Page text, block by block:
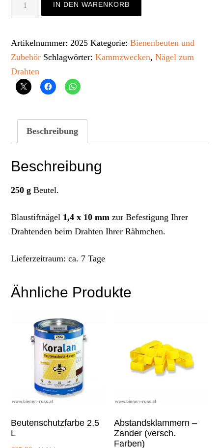
IN DEN WARENKORB
Artikelnummer:2025 Kategorie:Bienenbeuten und
Zubehör Schlagwörter:Kammzwecken,Nägel zum
Drahten
Beschreibung
Beschreibung
250 g Beutel.
Blaustiftnägel 1,4 x 10 mm zur Befestigung Ihrer
Drahtenden beim Drahten Ihrer Rähmchen.
Lieferzeitraum: ca. 7 Tage
Ähnliche Produkte
Beutenschutzfarbe 2,5
L
Abstandsklammern –
Zander (versch.
Farben)